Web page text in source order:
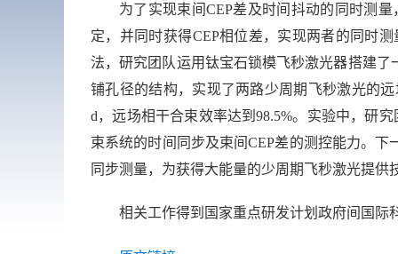
为了实现束间CEP差及时间抖动的同时测
定，并同时获得CEP相位差，实现两者的同时
法，研究团队运用钛宝石锁模飞秒激光器搭建
铺孔径的结构，实现了两路少周期飞秒激光的
d，远场相干合束效率达到98.5%。实验中，研究
束系统的时间同步及束间CEP差的测控能力。下
同步测量，为获得大能量的少周期飞秒激光提供
相关工作得到国家重点研发计划政府间国际